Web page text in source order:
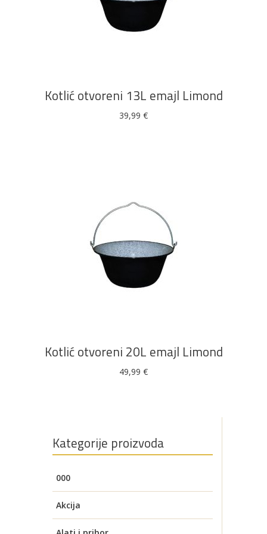
ElektromaterijalVijčana
DODAJ U KOŠARICU
Kotlić otvoreni 13L emajl Limond
39,99 €
DODAJ U KOŠARICU
Kotlić otvoreni 20L emajl Limond
49,99 €
Kategorije proizvoda
000
Akcija